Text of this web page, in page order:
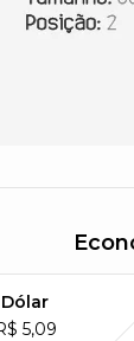
Dólar
5,09